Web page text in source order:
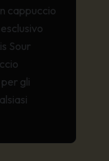
cappuccio
Sour
gli